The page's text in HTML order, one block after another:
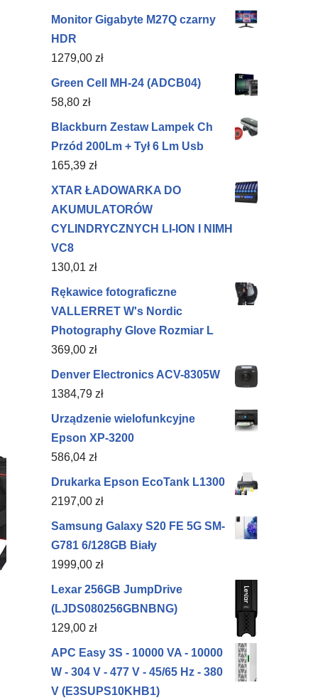
Monitor Gigabyte M27Q czarny
HDR
1279,00 zł
Green Cell MH-24 (ADCB04)
58,80 zł
Blackburn Zestaw Lampek Ch
Przód 200Lm + Tył 6 Lm Usb
165,39 zł
XTAR ŁADOWARKA DO
AKUMULATORÓW
CYLINDRYCZNYCH LI-ION I NIMH
VC8
130,01 zł
Rękawice fotograficzne
VALLERRET W's Nordic
Photography Glove Rozmiar L
369,00 zł
Denver Electronics ACV-8305W
1384,79 zł
Urządzenie wielofunkcyjne
Epson XP-3200
586,04 zł
Drukarka Epson EcoTank L1300
2197,00 zł
Samsung Galaxy S20 FE 5G SM-
G781 6/128GB Biały
1999,00 zł
Lexar 256GB JumpDrive
(LJDS080256GBNBNG)
129,00 zł
APC Easy 3S - 10000 VA - 10000
W - 304 V - 477 V - 45/65 Hz - 380
V (E3SUPS10KHB1)